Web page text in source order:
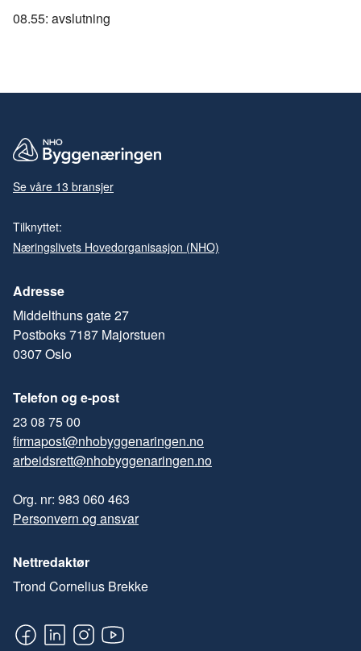
08.55: avslutning
Se våre 13 bransjer
Tilknyttet:
Næringslivets Hovedorganisasjon (NHO)
Adresse
Middelthuns gate 27
Postboks 7187 Majorstuen
0307 Oslo
Telefon og e-post
23 08 75 00
firmapost@nhobyggenaringen.no
arbeidsrett@nhobyggenaringen.no
Org. nr: 983 060 463
Personvern og ansvar
Nettredaktør
Trond Cornelius Brekke